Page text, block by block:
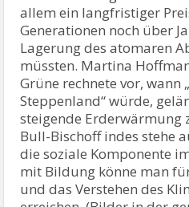
allem ein langfristiger
Generationen noch über
Lagerung des atomaren
müssten. Martina
Grüne rechnete vor, wann
Steppenland“ würde,
steigende Erderwärmung
Bull-Bischoff indes stehe
die soziale Komponente
mit Bildung könne man
und das Verstehen des